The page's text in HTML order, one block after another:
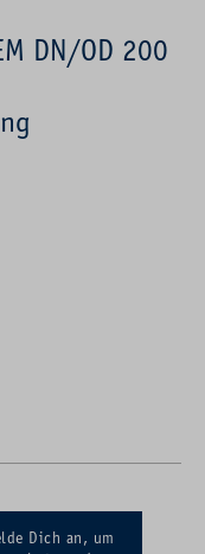
DN/OD 200
Dich an, um